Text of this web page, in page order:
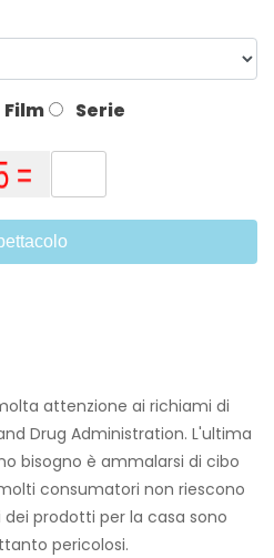
Film Serie
attenzione ai richiami di
Drug Administration. L'ultima
bisogno è ammalarsi di cibo
consumatori non riescono
prodotti per la casa sono
pericolosi.